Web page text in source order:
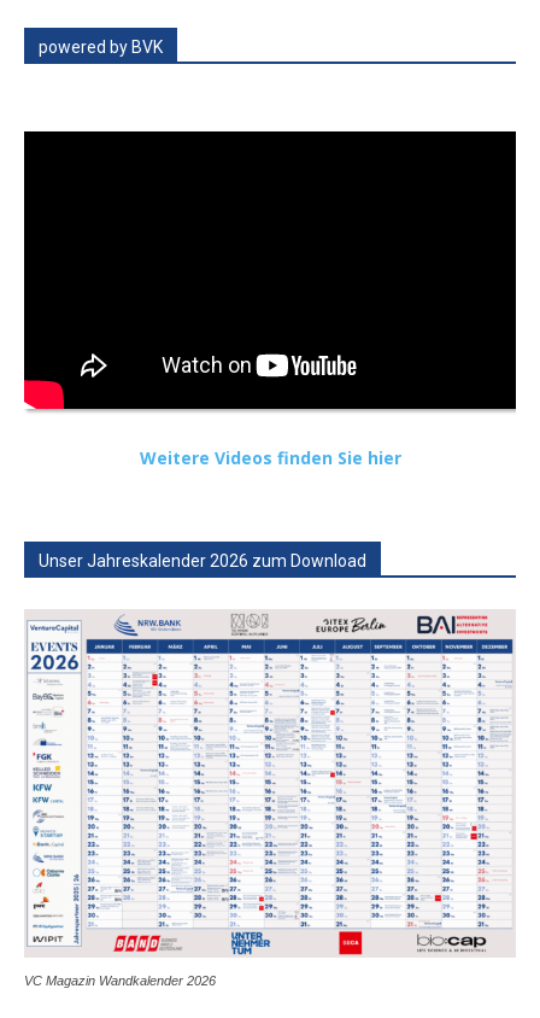
powered by BVK
Weitere Videos finden Sie hier
Unser Jahreskalender 2026 zum Download
VC Magazin Wandkalender 2026